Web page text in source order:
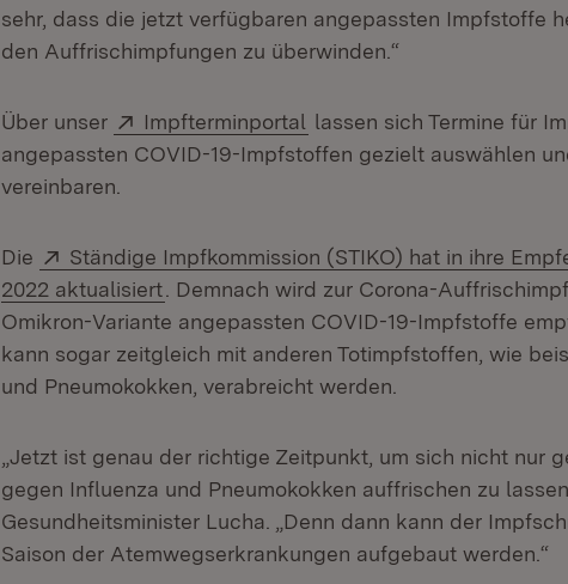
sehr, dass die jetzt verfügbaren angepassten Impfstoffe
den Auffrischimpfungen zu überwinden.“
Über unser Extern:
Impfterminportal (Öffnet in neuem Fenster)
lassen sich Termine für
angepassten COVID-19-Impfstoffen gezielt auswählen
vereinbaren.
Die Extern:
Ständige Impfkommission (STIKO) hat in ihre
2022 aktualisiert (Öffnet in neuem Fenster)
. Demnach wird zur Corona-
Omikron-Variante angepassten COVID-19-Impfstoffe
kann sogar zeitgleich mit anderen Totimpfstoffen, wie
und Pneumokokken, verabreicht werden.
„Jetzt ist genau der richtige Zeitpunkt, um sich nicht nur
gegen Influenza und Pneumokokken auffrischen zu
Gesundheitsminister Lucha. „Denn dann kann der
Saison der Atemwegserkrankungen aufgebaut werden.“